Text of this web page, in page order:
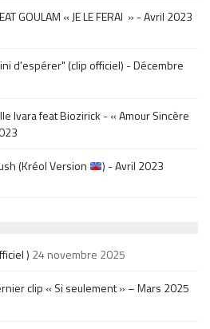
GOULAM « JE LE FERAI » - Avril 2023
d'espérer" (clip officiel) - Décembre
Ivara feat Biozirick - « Amour Sincère
(Kréol Version
) - Avril 2023
) 24 novembre 2025
clip « Si seulement » – Mars 2025